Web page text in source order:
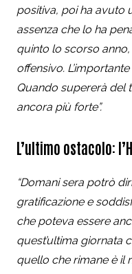
positiva, poi ha avuto
assenza che lo ha
quinto lo scorso
offensivo.
Quando supererà del
ancora più forte”.
L’ultimo ostacolo:
“Domani sera potrò
gratificazione e
che poteva essere
quest’ultima giornata
quello che rimane è il